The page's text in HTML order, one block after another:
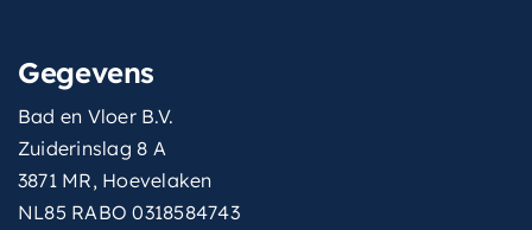
Gegevens
Bad en Vloer B.V.
Zuiderinslag 8 A
3871 MR, Hoevelaken
NL85 RABO 0318584743